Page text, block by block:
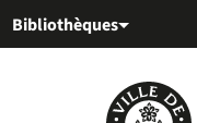
au
auBibliothèques